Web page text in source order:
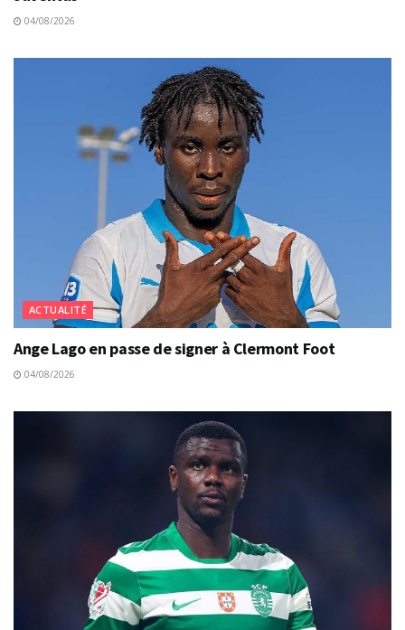
04/08/2026
ACTUALITÉ
Ange Lago en passe de signer à Clermont Foot
04/08/2026